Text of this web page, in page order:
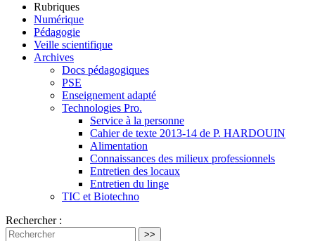
Rubriques
Numérique
Pédagogie
Veille scientifique
Archives
Docs pédagogiques
PSE
Enseignement adapté
Technologies Pro.
Service à la personne
Cahier de texte 2013-14 de P. HARDOUIN
Alimentation
Connaissances des milieux professionnels
Entretien des locaux
Entretien du linge
TIC et Biotechno
Rechercher :
>>